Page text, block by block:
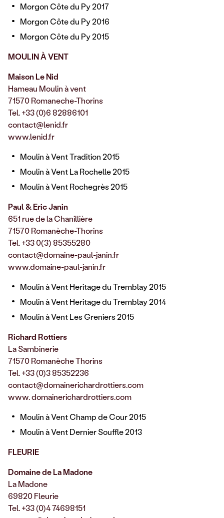
Morgon Côte du Py 2017
Morgon Côte du Py 2016
Morgon Côte du Py 2015
MOULINÀVENT
Maison Le Nid
Hameau Moulin à vent
71570 Romaneche-Thorins
Tel. +33 (0)6 82886101
contact@lenid.fr
www.lenid.fr
Moulin à Vent Tradition 2015
Moulin à Vent La Rochelle 2015
Moulin à Vent Rochegrès 2015
Paul & Eric Janin
651 rue de la Chanillière
71570 Romanèche-Thorins
Tel. +33 0(3) 85355280
contact@domaine-paul-janin.fr
www.domaine-paul-janin.fr
Moulin à Vent Heritage du Tremblay 2015
Moulin à Vent Heritage du Tremblay 2014
Moulin à Vent Les Greniers 2015
Richard Rottiers
La Sambinerie
71570 Romanèche Thorins
Tel. +33 (0)3 85352236
contact@domainerichardrottiers.com
www. domainerichardrottiers.com
Moulin à Vent Champ de Cour 2015
Moulin à Vent Dernier Souffle 2013
FLEURIE
Domaine de La Madone
La Madone
69820 Fleurie
Tel. +33 (0)4 74698151